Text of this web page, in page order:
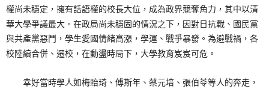
權尚未穩定，擁有話語權的校長大位，成為政界競奪角力，其中以清
華大學爭議最大。在政局尚未穩固的情況之下，因對日抗戰、國民黨
與共產黨惡鬥，學生愛國情緒高漲，學運、戰爭暴發。為避戰禍，各
校陸續合併、遷校，在動盪時局下，大學教育岌岌可危。
幸好當時學人如梅貽琦、傅斯年、蔡元培、張伯苓等人的奔走，